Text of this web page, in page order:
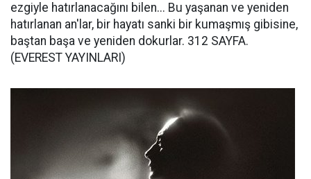
ezgiyle hatırlanacağını bilen... Bu yaşanan ve yeniden
hatırlanan an'lar, bir hayatı sanki bir kumaşmış gibisine,
baştan başa ve yeniden dokurlar. 312 SAYFA.
(EVEREST YAYINLARI)